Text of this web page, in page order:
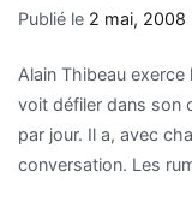
Publié le 2 mai, 2008
Alain Thibeau exerce
voit défiler dans son
par jour. Il a, avec
conversation. Les